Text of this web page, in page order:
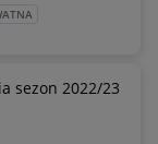
sezon 2022/23